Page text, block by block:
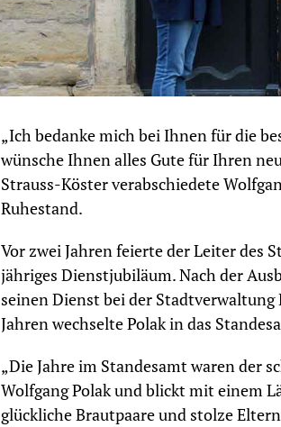
„Ich bedanke mich bei Ihnen für die
wünsche Ihnen alles Gute für Ihren
Strauss-Köster verabschiedete
Ruhestand.
Vor zwei Jahren feierte der Leiter des
jähriges Dienstjubiläum. Nach der
seinen Dienst bei der Stadtverwaltung
Jahren wechselte Polak in das
„Die Jahre im Standesamt waren der
Wolfgang Polak und blickt mit einem
glückliche Brautpaare und stolze